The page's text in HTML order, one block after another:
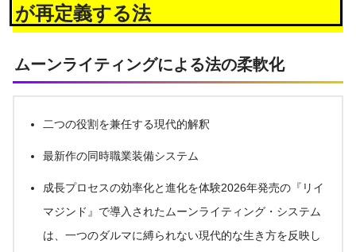
が再定義する法
ムーンライティングによる法の柔軟化
二つの役割を兼任する現代的解釈
最新作の同時職業装備システム
成長プロセスの効率化と進化を体験2026年発売の『リイ
マジンド』で導入されたムーンライティング・システム
は、一つのダルマに縛られない現代的な生き方を反映し